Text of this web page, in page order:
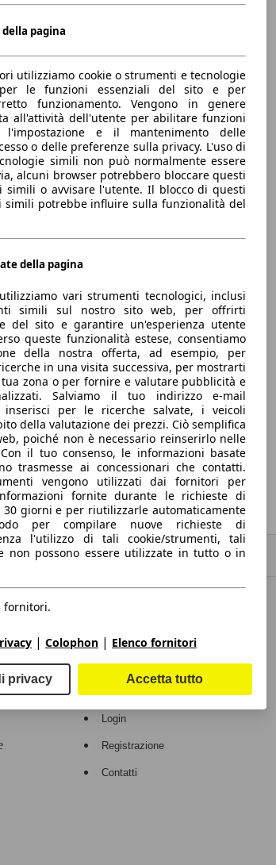
Area rivenditori
Login
Registrazione
Contatti
pagina
utilizziamo cookie o strumenti e tecnologie
le funzioni essenziali del sito e per
funzionamento. Vengono in genere
all'attività dell'utente per abilitare funzioni
l'impostazione e il mantenimento delle
o delle preferenze sulla privacy. L'uso di
simili non può normalmente essere
alcuni browser potrebbero bloccare questi
simili o avvisare l'utente. Il blocco di questi
simili potrebbe influire sulla funzionalità del
della pagina
vari strumenti tecnologici, inclusi
simili sul nostro sito web, per offrirti
del sito e garantire un'esperienza utente
queste funzionalità estese, consentiamo
della nostra offerta, ad esempio, per
in una visita successiva, per mostrarti
zona o per fornire e valutare pubblicità e
Salviamo il tuo indirizzo e-mail
inserisci per le ricerche salvate, i veicoli
della valutazione dei prezzi. Ciò semplifica
poiché non è necessario reinserirlo nelle
il tuo consenso, le informazioni basate
trasmesse ai concessionari che contatti.
vengono utilizzati dai fornitori per
fornite durante le richieste di
giorni e per riutilizzarle automaticamente
per compilare nuove richieste di
l'utilizzo di tali cookie/strumenti, tali
non possono essere utilizzate in tutto o in
fornitori.
| Colophon | Elenco fornitori
privacy Accetta tutto